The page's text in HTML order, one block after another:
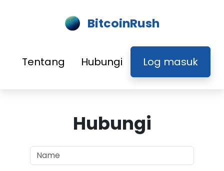
BitcoinRush
Tentang Hubungi Log masuk
Hubungi